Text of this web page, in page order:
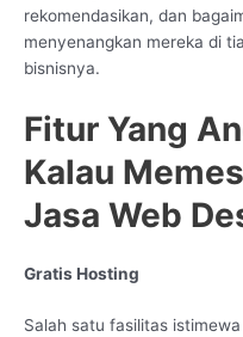
rekomendasikan, dan
menyenangkan mereka di
bisnisnya.
Fitur Yang
Kalau
Jasa Web
Gratis Hosting
Salah satu fasilitas